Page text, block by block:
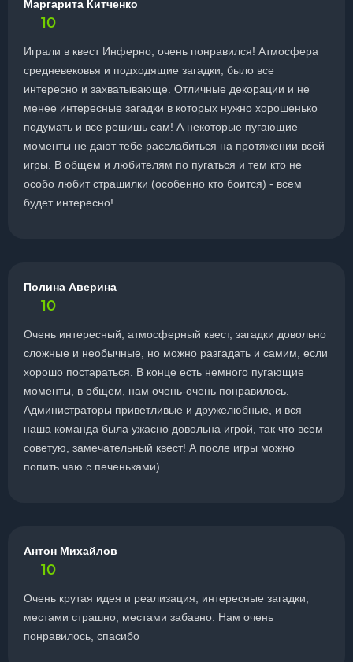
Маргарита Китченко
10
Играли в квест Инферно, очень понравился! Атмосфера
средневековья и подходящие загадки, было все
интересно и захватывающе. Отличные декорации и не
менее интересные загадки в которых нужно хорошенько
подумать и все решишь сам! А некоторые пугающие
моменты не дают тебе расслабиться на протяжении всей
игры. В общем и любителям по пугаться и тем кто не
особо любит страшилки (особенно кто боится) - всем
будет интересно!
Полина Аверина
10
Очень интересный, атмосферный квест, загадки довольно
сложные и необычные, но можно разгадать и самим, если
хорошо постараться. В конце есть немного пугающие
моменты, в общем, нам очень-очень понравилось.
Администраторы приветливые и дружелюбные, и вся
наша команда была ужасно довольна игрой, так что всем
советую, замечательный квест! А после игры можно
попить чаю с печеньками)
Антон Михайлов
10
Очень крутая идея и реализация, интересные загадки,
местами страшно, местами забавно. Нам очень
понравилось, спасибо